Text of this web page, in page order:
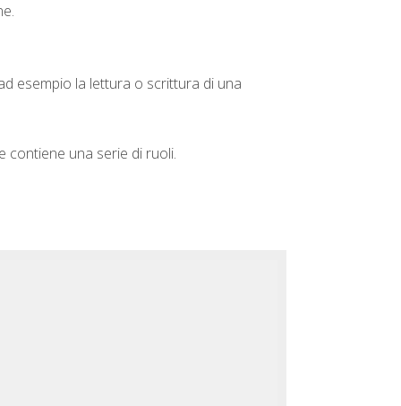
esempio la lettura o scrittura di una
contiene una serie di ruoli.